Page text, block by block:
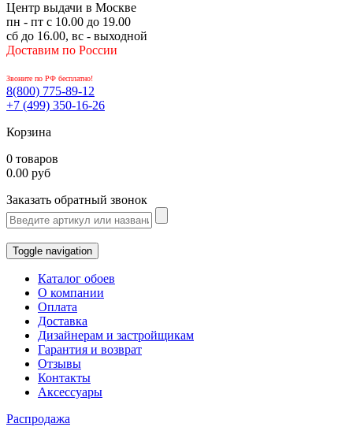
Центр выдачи в Москве
пн - пт с 10.00 до 19.00
сб до 16.00, вс - выходной
Доставим по России
Звоните по РФ бесплатно!
8(800) 775-89-12
+7 (499) 350-16-26
Корзина
0 товаров
0.00 руб
Заказать обратный звонок
Toggle navigation
Каталог обоев
О компании
Оплата
Доставка
Дизайнерам и застройщикам
Гарантия и возврат
Отзывы
Контакты
Аксессуары
Распродажа